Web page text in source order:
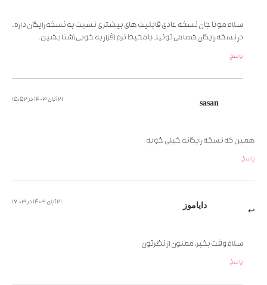
سلام مونا جان نسخه عادی قابلیت های بیشتری نسبت به نسخه رایگان داره.
در نسخه رایگان شما می تونید با محیط نرم افزار به خوبی آشنا بشین.
پاسخ
sasan 21 آبان 1403 در 15:52
همین که نسخه رایگانه خیلی خوبه
پاسخ
دایاموز 21 آبان 1403 در 17:03
سلام وقت بخیر، ممنون از نظرتون
پاسخ